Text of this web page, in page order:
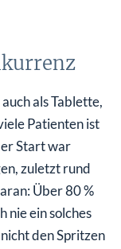
als Tablette,
Patienten ist
Start war
zuletzt rund
Über 80 %
nie ein solches
den Spritzen